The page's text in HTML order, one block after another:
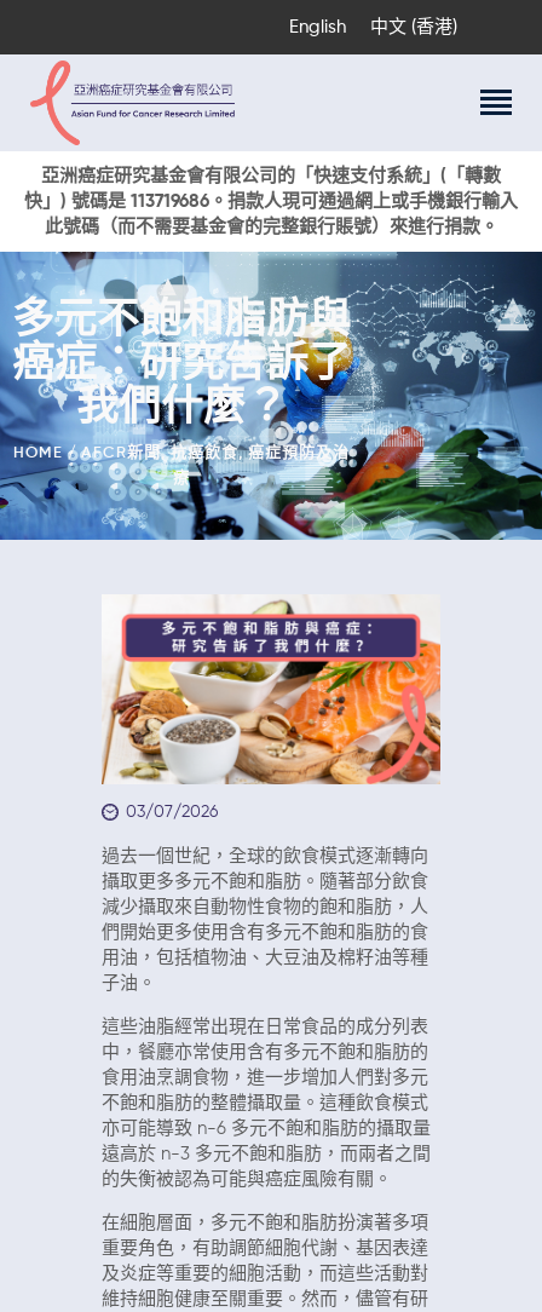
English 中文 (香港)
亞洲癌症研究基金會有限公司的「快速支付系統」(「轉數
快」) 號碼是 113719686。捐款人現可通過網上或手機銀行輸入
此號碼（而不需要基金會的完整銀行賬號）來進行捐款。
多元不飽和脂肪與
癌症：研究告訴了
我們什麼？
HOME AFCR新聞,抗癌飲食,癌症預防及治
療
關於我們
科研項目
活動與獎項
新聞
捐款支持
現在捐贈
03/07/2026
過去一個世紀，全球的飲食模式逐漸轉向
攝取更多多元不飽和脂肪。隨著部分飲食
減少攝取來自動物性食物的飽和脂肪，人
們開始更多使用含有多元不飽和脂肪的食
用油，包括植物油、大豆油及棉籽油等種
子油。
這些油脂經常出現在日常食品的成分列表
中，餐廳亦常使用含有多元不飽和脂肪的
食用油烹調食物，進一步增加人們對多元
不飽和脂肪的整體攝取量。這種飲食模式
亦可能導致 n-6 多元不飽和脂肪的攝取量
遠高於 n-3 多元不飽和脂肪，而兩者之間
的失衡被認為可能與癌症風險有關。
在細胞層面，多元不飽和脂肪扮演著多項
重要角色，有助調節細胞代謝、基因表達
及炎症等重要的細胞活動，而這些活動對
維持細胞健康至關重要。然而，儘管有研